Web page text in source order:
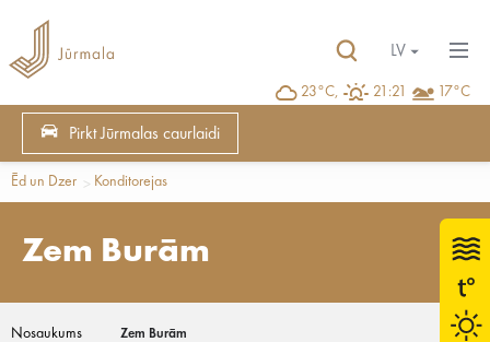
23°C, 21:21 17°C
LV
Pirkt Jūrmalas caurlaidi
Ēd un Dzer Konditorejas
Zem Burām
Nosaukums Zem Burām